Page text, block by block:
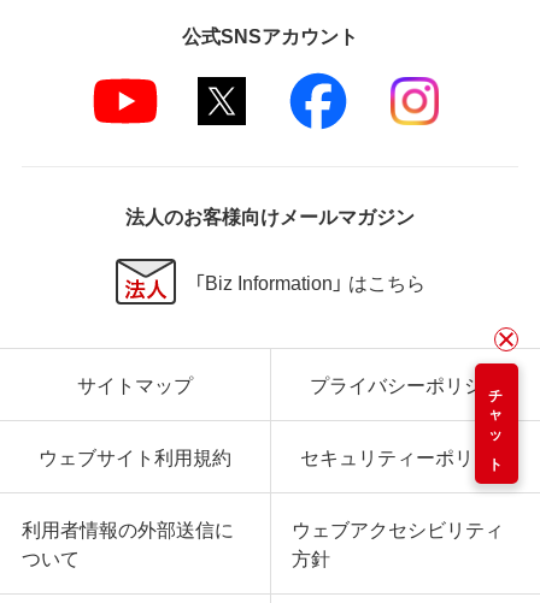
チャット
公式SNSアカウント
法人のお客様向けメールマガジン
「Biz Information」 はこちら
サイトマップ プライバシーポリシー
ウェブサイト利用規約 セキュリティーポリシー
利用者情報の外部送信に
ついて
ウェブアクセシビリティ
方針